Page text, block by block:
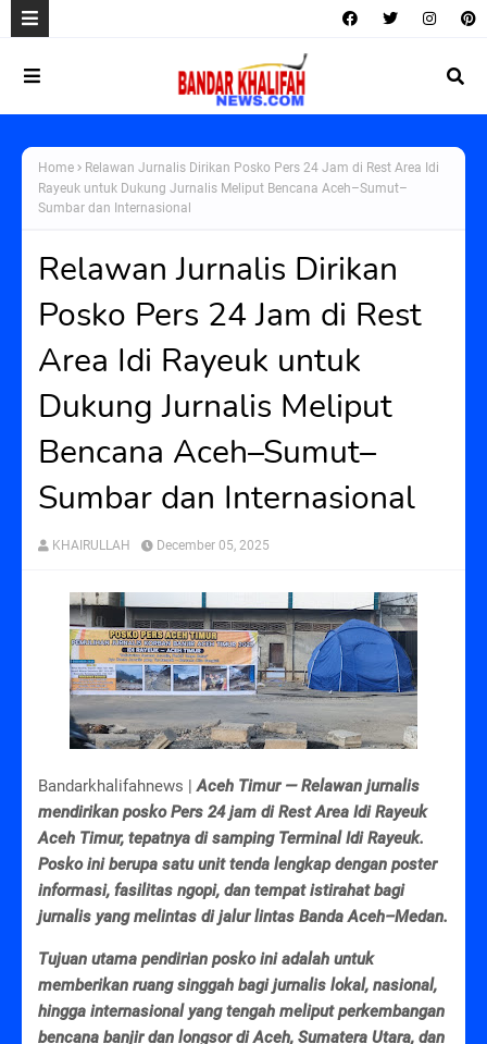
Home
Relawan Jurnalis Dirikan Posko Pers 24 Jam di Rest Area Idi
Rayeuk untuk Dukung Jurnalis Meliput Bencana Aceh–Sumut–
Sumbar dan Internasional
Relawan Jurnalis Dirikan
Posko Pers 24 Jam di Rest
Area Idi Rayeuk untuk
Dukung Jurnalis Meliput
Bencana Aceh–Sumut–
Sumbar dan Internasional
KHAIRULLAH December 05, 2025
Bandarkhalifahnews |Aceh Timur — Relawan jurnalis
mendirikan posko Pers 24 jam di Rest Area Idi Rayeuk
Aceh Timur, tepatnya di samping Terminal Idi Rayeuk.
Posko ini berupa satu unit tenda lengkap dengan poster
informasi, fasilitas ngopi, dan tempat istirahat bagi
jurnalis yang melintas di jalur lintas Banda Aceh–Medan.
Tujuan utama pendirian posko ini adalah untuk
memberikan ruang singgah bagi jurnalis lokal, nasional,
hingga internasional yang tengah meliput perkembangan
bencana banjir dan longsor di Aceh, Sumatera Utara, dan